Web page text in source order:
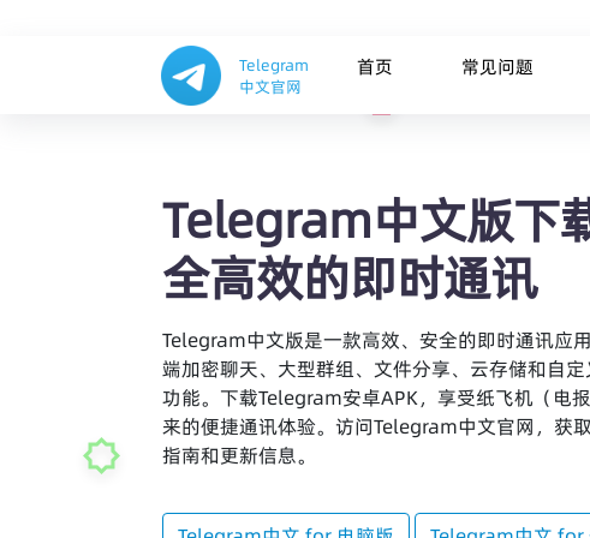
Telegram
中文官网
首页 常见问题
Telegram中文版下
全高效的即时通讯
Telegram中文版是一款高效、安全的即时通讯应
端加密聊天、大型群组、文件分享、云存储和自
功能。下载Telegram安卓APK，享受纸飞机（电
来的便捷通讯体验。访问Telegram中文官网，获
指南和更新信息。